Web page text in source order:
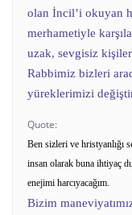
olan İncil’i okuyan
merhametiyle
uzak, sevgisiz
Rabbimiz bizleri
yüreklerimizi
Quote:
Ben sizleri ve hristyanlığı
insan olarak buna ihtiyaç
enejimi harcıyacağım.
Bizim